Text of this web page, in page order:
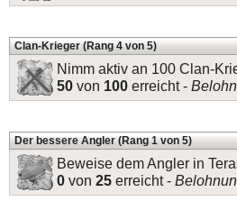
Clan-Krieger (Rang 4 von 5)
Nimm aktiv an 100 Clan-
50 von 100 erreicht -
Der bessere Angler (Rang 1 von 5)
Beweise dem Angler in
0 von 25 erreicht -